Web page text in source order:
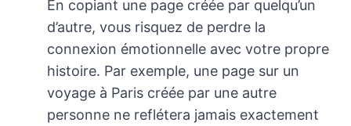
En copiant une page créée par quelqu’un
d’autre, vous risquez de perdre la
connexion émotionnelle avec votre propre
histoire. Par exemple, une page sur un
voyage à Paris créée par une autre
personne ne reflétera jamais exactement